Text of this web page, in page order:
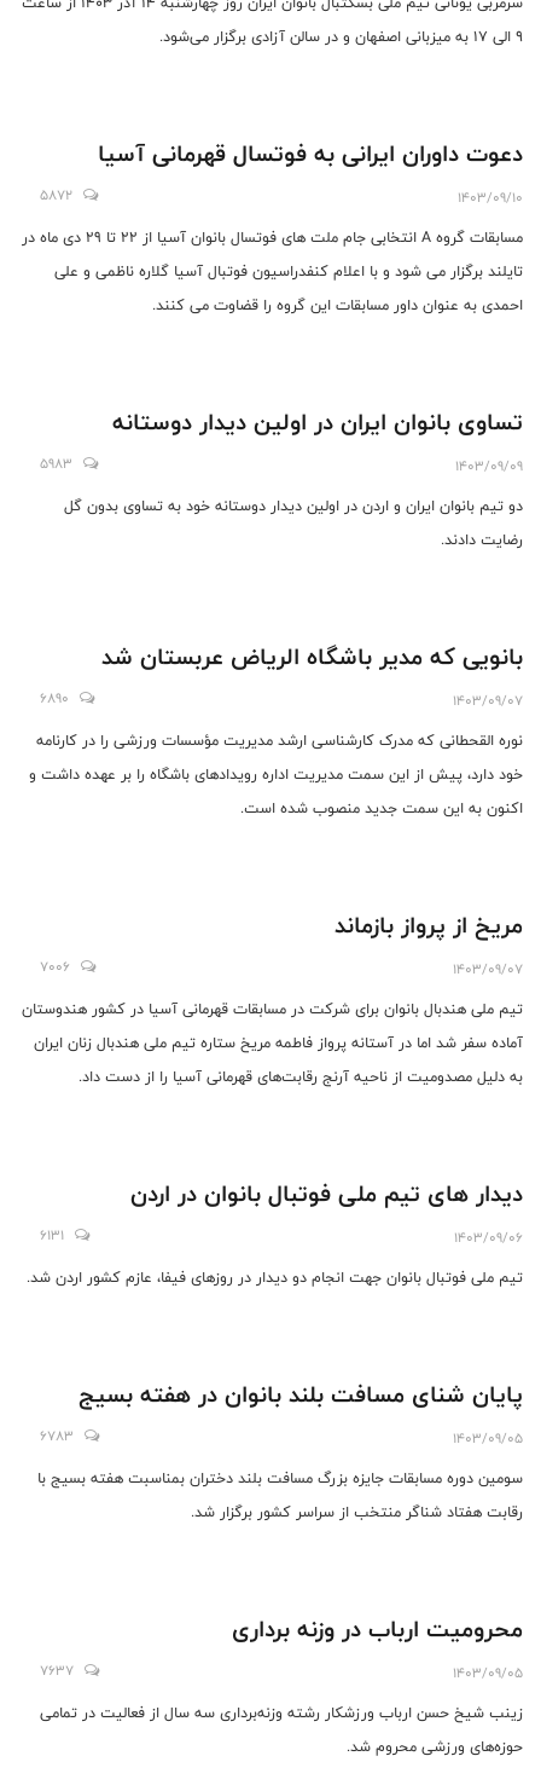
۹ الی ۱۷ به میزبانی اصفهان و در سالن آزادی برگزار می‌شود.
دعوت داوران ایرانی به فوتسال قهرمانی آسیا
1403/09/10
5872
مسابقات گروه A انتخابی جام ملت های فوتسال بانوان آسیا از 22 تا 29 دی ماه در
تایلند برگزار می شود و با اعلام کنفدراسیون فوتبال آسیا گلاره ناظمی و علی
احمدی به عنوان داور مسابقات این گروه را قضاوت می کنند.
تساوی بانوان ایران در اولین دیدار دوستانه
1403/09/09
5983
دو تیم بانوان ایران و اردن در اولین دیدار دوستانه خود به تساوی بدون گل
رضایت دادند.
بانویی که مدیر باشگاه الریاض عربستان شد
1403/09/07
6890
نوره القحطانی که مدرک کارشناسی ارشد مدیریت مؤسسات ورزشی را در کارنامه
خود دارد، پیش از این سمت مدیریت اداره رویدادهای باشگاه را بر عهده داشت و
اکنون به این سمت جدید منصوب شده است.
مریخ از پرواز بازماند
1403/09/07
7006
تیم ملی هندبال بانوان برای شرکت در مسابقات قهرمانی آسیا در کشور هندوستان
آماده سفر شد اما در آستانه پرواز فاطمه مریخ ستاره تیم ملی هندبال زنان ایران
به دلیل مصدومیت از ناحیه آرنج رقابت‌های قهرمانی آسیا را از دست داد.
دیدار های تیم ملی فوتبال بانوان در اردن
1403/09/06
6131
تیم ملی فوتبال بانوان جهت انجام دو دیدار در روزهای فیفا، عازم کشور اردن شد.
پایان شنای مسافت بلند بانوان در هفته بسیج
1403/09/05
6783
سومین دوره مسابقات جایزه بزرگ مسافت بلند دختران بمناسبت هفته بسیج با
رقابت هفتاد شناگر منتخب از سراسر کشور برگزار شد.
محرومیت ارباب در وزنه برداری
1403/09/05
7637
زینب شیخ حسن ارباب ورزشکار رشته وزنه‌برداری سه سال از فعالیت در تمامی
حوزه‌های ورزشی محروم شد.